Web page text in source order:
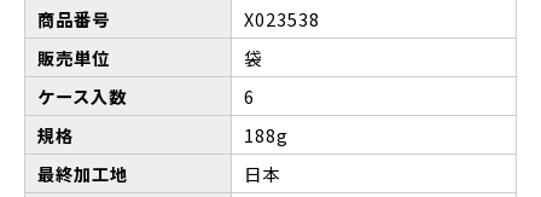
商品番号
X023538
販売単位
袋
ケース入数
6
規格
188g
最終加工地
日本